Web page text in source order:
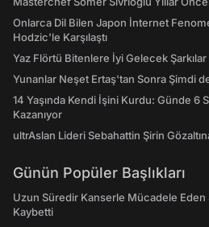
Onlarca Dil Bilen Japon İnternet
Hodzic'le Karşılaştı
Yaz Flörtü Bitenlere İyi Gelecek Şarkılar
Yunanlar Neşet Ertaş'tan Sonra Şimdi
14 Yaşında Kendi İşini Kurdu: Günde 6
Kazanıyor
ultrAslan Lideri Sebahattin Şirin
Günün Popüler Başlıkları
Uzun Süredir Kanserle Mücadele Eden
Kaybetti